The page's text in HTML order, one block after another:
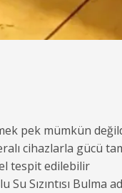
pek mümkün
cihazlarla gücü
tespit edilebilir
Sızıntısı Bulma